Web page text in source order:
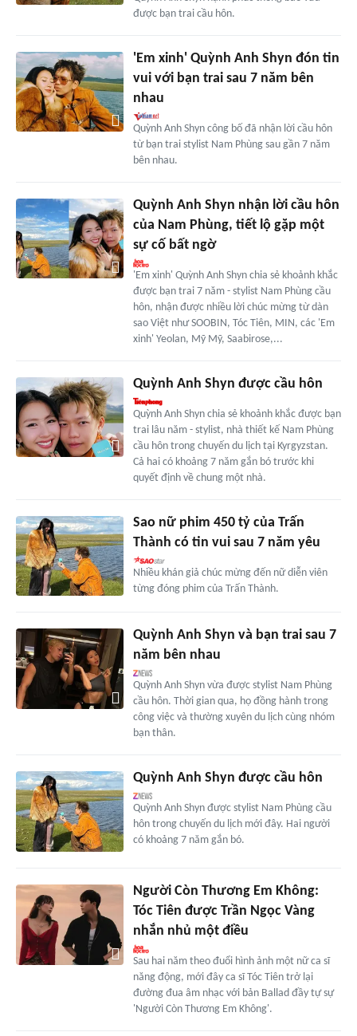
được bạn trai cầu hôn.
'Em xinh' Quỳnh Anh Shyn đón tin
vui với bạn trai sau 7 năm bên
nhau
Quỳnh Anh Shyn công bố đã nhận lời cầu hôn
từ bạn trai stylist Nam Phùng sau gần 7 năm
bên nhau.
Quỳnh Anh Shyn nhận lời cầu hôn
của Nam Phùng, tiết lộ gặp một
sự cố bất ngờ
'Em xinh' Quỳnh Anh Shyn chia sẻ khoảnh khắc
được bạn trai 7 năm - stylist Nam Phùng cầu
hôn, nhận được nhiều lời chúc mừng từ dàn
sao Việt như SOOBIN, Tóc Tiên, MIN, các 'Em
xinh' Yeolan, Mỹ Mỹ, Saabirose,...
Quỳnh Anh Shyn được cầu hôn
Quỳnh Anh Shyn chia sẻ khoảnh khắc được bạn
trai lâu năm - stylist, nhà thiết kế Nam Phùng
cầu hôn trong chuyến du lịch tại Kyrgyzstan.
Cả hai có khoảng 7 năm gắn bó trước khi
quyết định về chung một nhà.
Sao nữ phim 450 tỷ của Trấn
Thành có tin vui sau 7 năm yêu
Nhiều khán giả chúc mừng đến nữ diễn viên
từng đóng phim của Trấn Thành.
Quỳnh Anh Shyn và bạn trai sau 7
năm bên nhau
Quỳnh Anh Shyn vừa được stylist Nam Phùng
cầu hôn. Thời gian qua, họ đồng hành trong
công việc và thường xuyên du lịch cùng nhóm
bạn thân.
Quỳnh Anh Shyn được cầu hôn
Quỳnh Anh Shyn được stylist Nam Phùng cầu
hôn trong chuyến du lịch mới đây. Hai người
có khoảng 7 năm gắn bó.
Người Còn Thương Em Không:
Tóc Tiên được Trần Ngọc Vàng
nhắn nhủ một điều
Sau hai năm theo đuổi hình ảnh một nữ ca sĩ
năng động, mới đây ca sĩ Tóc Tiên trở lại
đường đua âm nhạc với bản Ballad đầy tự sự
'Người Còn Thương Em Không'.